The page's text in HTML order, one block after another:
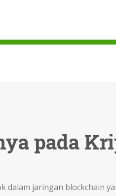
pada
dalam jaringan blockchain